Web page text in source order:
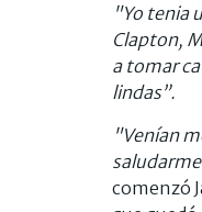
"Yo tenia
Clapton,
a tomar
lindas”.
"Venían
comenzó